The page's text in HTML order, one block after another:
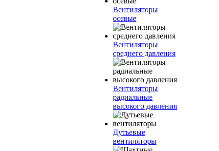
Вентиляторы
осевые
Вентиляторы
среднего давления
Вентиляторы
радиальные
высокого давления
Дутьевые
вентиляторы